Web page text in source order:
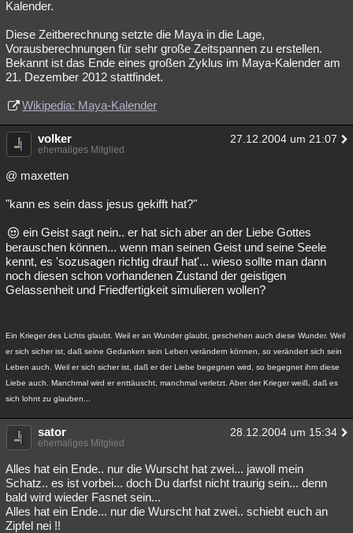
Kalender.
Diese Zeitberechnung setzte die Maya in die Lage,
Vorausberechnungen für sehr große Zeitspannen zu erstellen.
Bekannt ist das Ende eines großen Zyklus im Maya-Kalender am
21. Dezember 2012 stattfindet.
Wikipedia: Maya-Kalender
volker 27.12.2004 um 21:07
ehemaliges Mitglied
@ maxetten
"kann es sein dass jesus gekifft hat?"
ein Geist sagt nein.. er hat sich aber an der Liebe Gottes
berauschen können... wenn man seinen Geist und seine Seele
kennt, es 'sozusagen richtig drauf hat'... wieso sollte man dann
noch diesen schon vorhandenen Zustand der geistigen
Gelassenheit und Friedfertigkeit simulieren wollen?
Ein Krieger des Lichts glaubt. Weil er an Wunder glaubt, geschehen auch diese Wunder. Weil
er sich sicher ist, daß seine Gedanken sein Leben verändern können, so verändert sich sein
Leben auch. Weil er sich sicher ist, daß er der Liebe begegnen wird, so begegnet ihm diese
Liebe auch. Manchmal wird er enttäuscht, manchmal verletzt. Aber der Krieger weiß, daß es
sich lohnt zu glauben...
sator 28.12.2004 um 15:34
ehemaliges Mitglied
Alles hat ein Ende.. nur die Wurscht hat zwei... jawoll mein
Schatz.. es ist vorbei... doch Du darfst nicht traurig sein... denn
bald wird wieder Fasnet sein...
Alles hat ein Ende... nur die Wurscht hat zwei.. schiebt euch an
Zipfel nei !!